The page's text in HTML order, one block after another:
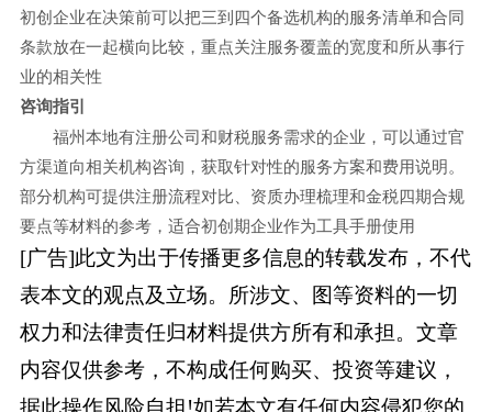
初创企业在决策前可以把三到四个备选机构的服务清单和合同
条款放在一起横向比较，重点关注服务覆盖的宽度和所从事行
业的相关性
咨询指引
福州本地有注册公司和财税服务需求的企业，可以通过官
方渠道向相关机构咨询，获取针对性的服务方案和费用说明。
部分机构可提供注册流程对比、资质办理梳理和金税四期合规
要点等材料的参考，适合初创期企业作为工具手册使用
[广告]此文为出于传播更多信息的转载发布，不代
表本文的观点及立场。所涉文、图等资料的一切
权力和法律责任归材料提供方所有和承担。文章
内容仅供参考，不构成任何购买、投资等建议，
据此操作风险自担!如若本文有任何内容侵犯您的